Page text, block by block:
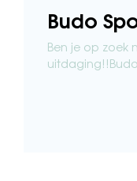
Budo
Ben je op zoek